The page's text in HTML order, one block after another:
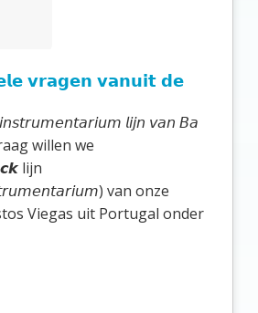
𝘃𝗿𝗮𝗴𝗲𝗻 𝘃𝗮𝗻𝘂𝗶𝘁 𝗱𝗲
𝘭𝘪𝘫𝘯 𝘷𝘢𝘯 𝘉𝘢
willen we
lijn
van onze
Viegas uit Portugal onder